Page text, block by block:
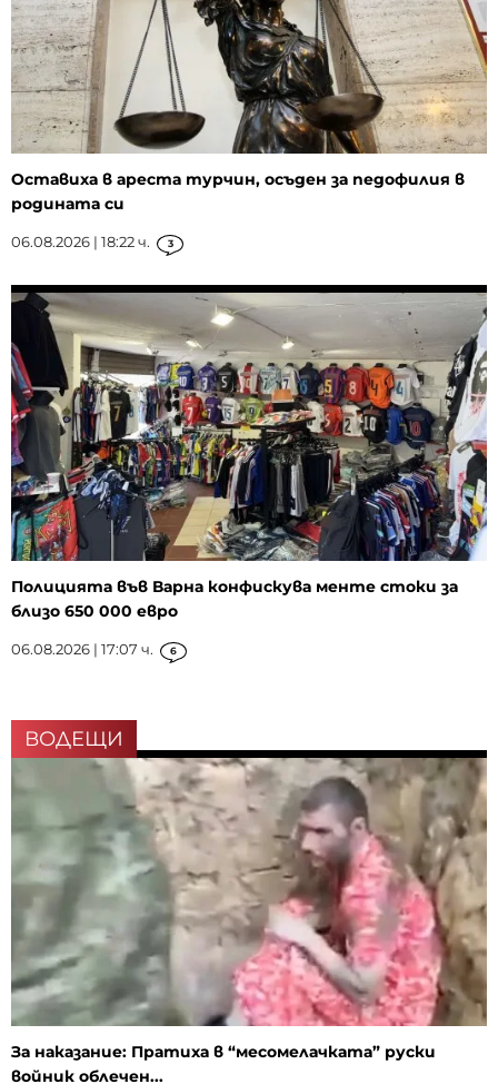
Оставиха в ареста турчин, осъден за педофилия в
родината си
06.08.2026 | 18:22 ч. 3
Полицията във Варна конфискува менте стоки за
близо 650 000 евро
06.08.2026 | 17:07 ч. 6
ВОДЕЩИ
За наказание: Пратиха в “месомелачката” руски
войник облечен...